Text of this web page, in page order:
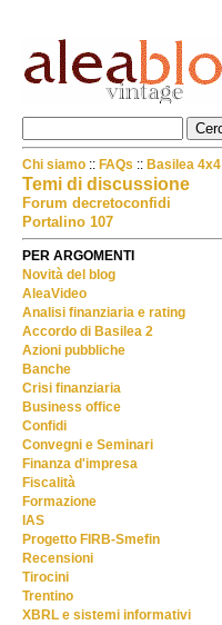
Chi siamo :: FAQs :: Basilea 4x4
Temi di discussione
Forum decretoconfidi
Portalino 107
PER ARGOMENTI
Novità del blog
AleaVideo
Analisi finanziaria e rating
Accordo di Basilea 2
Azioni pubbliche
Banche
Crisi finanziaria
Business office
Confidi
Convegni e Seminari
Finanza d'impresa
Fiscalità
Formazione
IAS
Progetto FIRB-Smefin
Recensioni
Tirocini
Trentino
XBRL e sistemi informativi